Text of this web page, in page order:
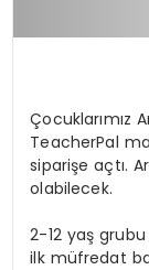
Çocuklarımız
TeacherPal
siparişe açtı.
olabilecek.
2-12 yaş
ilk müfredat